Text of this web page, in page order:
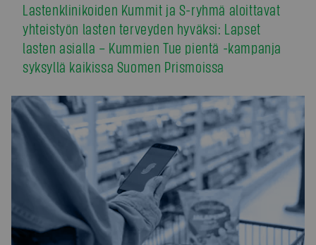
Lastenklinikoiden Kummit ja S-ryhmä aloittavat
yhteistyön lasten terveyden hyväksi: Lapset
lasten asialla – Kummien Tue pientä -kampanja
syksyllä kaikissa Suomen Prismoissa